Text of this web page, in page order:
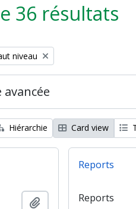
36 résultats
niveau
Hiérarchie Card view
Ajouter au presse-
Reports
Reports